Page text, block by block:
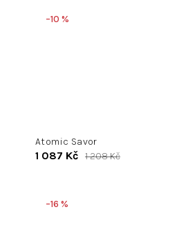
–10 %
Atomic Savor
1 087 Kč 1 208 Kč
–16 %